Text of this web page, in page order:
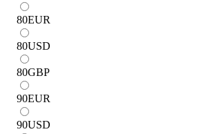
80EUR
80USD
80GBP
90EUR
90USD